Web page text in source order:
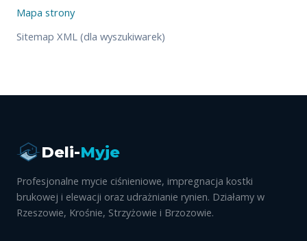
Mapa strony
Sitemap XML (dla wyszukiwarek)
Deli-Myje
Profesjonalne mycie ciśnieniowe, impregnacja kostki
brukowej i elewacji oraz udrażnianie rynien. Działamy w
Rzeszowie, Krośnie, Strzyżowie i Brzozowie.